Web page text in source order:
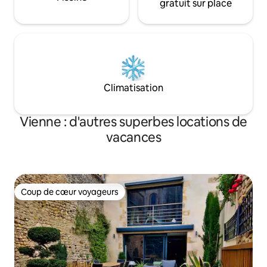
gratuit sur place
Climatisation
Vienne : d'autres superbes locations de
vacances
Coup de cœur voyageurs
Coup de cœur voyageurs